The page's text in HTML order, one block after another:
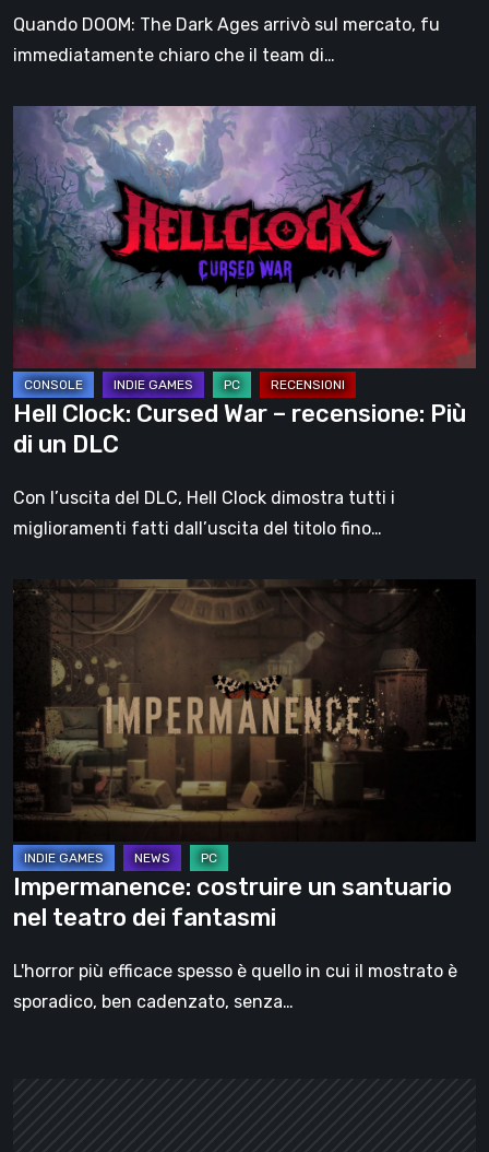
dello
Slayer?
Quando DOOM: The Dark Ages arrivò sul mercato, fu
immediatamente chiaro che il team di…
Clock:
Cursed
War
–
recensione:
di
un
DLC
Hell Clock: Cursed War – recensione: Più
di un DLC
Con l’uscita del DLC, Hell Clock dimostra tutti i
miglioramenti fatti dall’uscita del titolo fino…
Impermanence:
costruire
santuario
nel
teatro
dei
fantasmi
Impermanence: costruire un santuario
nel teatro dei fantasmi
L'horror più efficace spesso è quello in cui il mostrato è
sporadico, ben cadenzato, senza…